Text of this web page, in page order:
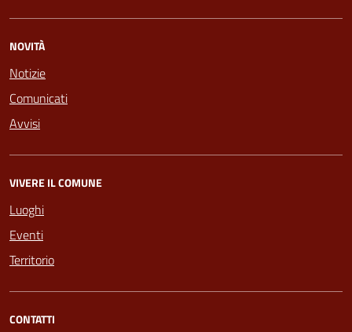
NOVITÀ
Notizie
Comunicati
Avvisi
VIVERE IL COMUNE
Luoghi
Eventi
Territorio
CONTATTI